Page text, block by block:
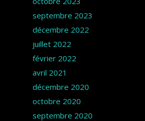
septembre 2023
décembre 2022
juillet 2022
février 2022
avril 2021
décembre 2020
octobre 2020
septembre 2020